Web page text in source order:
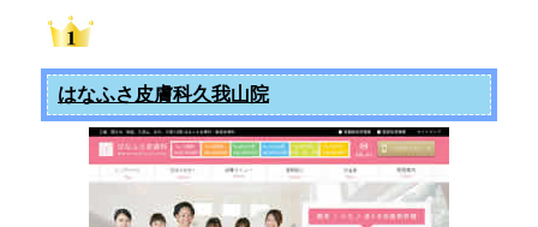
はなふさ皮膚科久我山院